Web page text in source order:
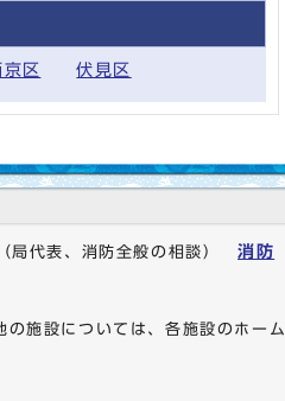
京区 伏見区
（局代表、消防全般の相談）消防
施設については、各施設のホーム